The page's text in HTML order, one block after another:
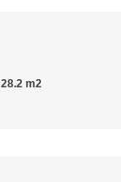
28.2 m2